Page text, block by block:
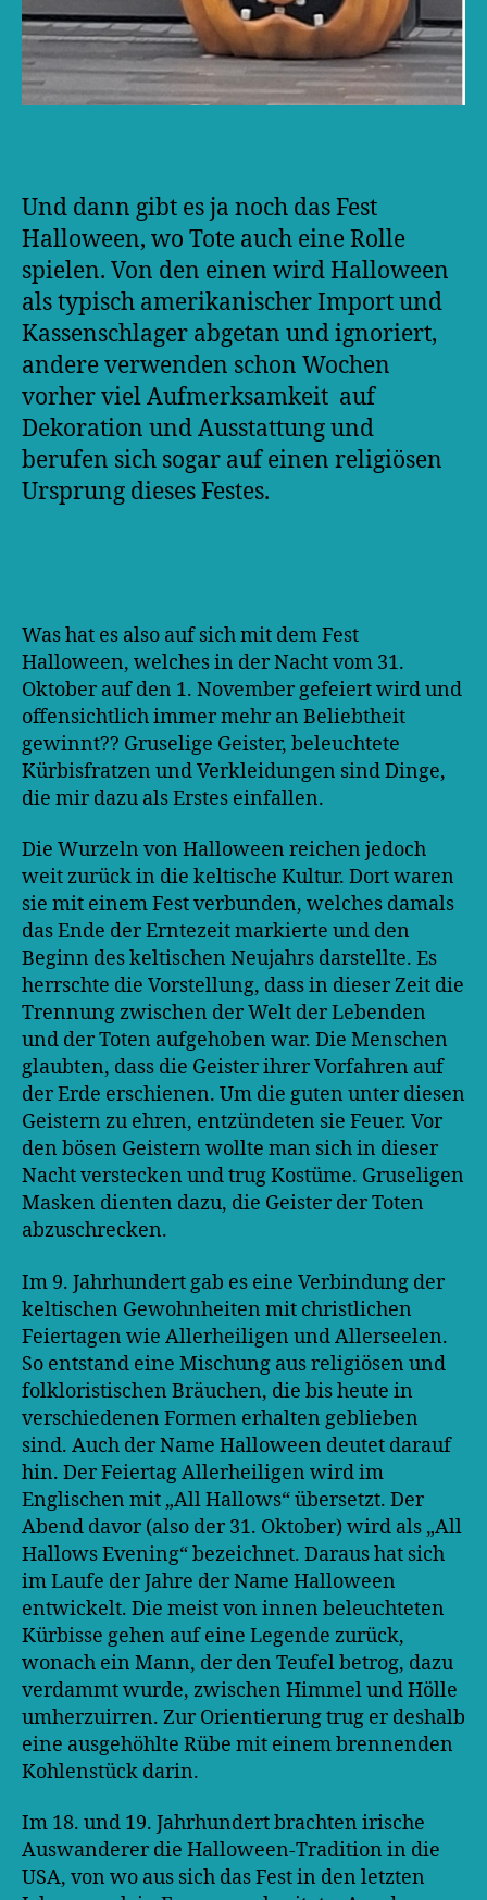
Und dann gibt es ja noch das Fest
Halloween, wo Tote auch eine Rolle
spielen. Von den einen wird Halloween
als typisch amerikanischer Import und
Kassenschlager abgetan und ignoriert,
andere verwenden schon Wochen
vorher viel Aufmerksamkeit auf
Dekoration und Ausstattung und
berufen sich sogar auf einen religiösen
Ursprung dieses Festes.
Was hat es also auf sich mit dem Fest
Halloween, welches in der Nacht vom 31.
Oktober auf den 1. November gefeiert wird und
offensichtlich immer mehr an Beliebtheit
gewinnt?? Gruselige Geister, beleuchtete
Kürbisfratzen und Verkleidungen sind Dinge,
die mir dazu als Erstes einfallen.
Die Wurzeln von Halloween reichen jedoch
weit zurück in die keltische Kultur. Dort waren
sie mit einem Fest verbunden, welches damals
das Ende der Erntezeit markierte und den
Beginn des keltischen Neujahrs darstellte. Es
herrschte die Vorstellung, dass in dieser Zeit die
Trennung zwischen der Welt der Lebenden
und der Toten aufgehoben war. Die Menschen
glaubten, dass die Geister ihrer Vorfahren auf
der Erde erschienen. Um die guten unter diesen
Geistern zu ehren, entzündeten sie Feuer. Vor
den bösen Geistern wollte man sich in dieser
Nacht verstecken und trug Kostüme. Gruseligen
Masken dienten dazu, die Geister der Toten
abzuschrecken.
Im 9. Jahrhundert gab es eine Verbindung der
keltischen Gewohnheiten mit christlichen
Feiertagen wie Allerheiligen und Allerseelen.
So entstand eine Mischung aus religiösen und
folkloristischen Bräuchen, die bis heute in
verschiedenen Formen erhalten geblieben
sind. Auch der Name Halloween deutet darauf
hin. Der Feiertag Allerheiligen wird im
Englischen mit „All Hallows“ übersetzt. Der
Abend davor (also der 31. Oktober) wird als „All
Hallows Evening“ bezeichnet. Daraus hat sich
im Laufe der Jahre der Name Halloween
entwickelt. Die meist von innen beleuchteten
Kürbisse gehen auf eine Legende zurück,
wonach ein Mann, der den Teufel betrog, dazu
verdammt wurde, zwischen Himmel und Hölle
umherzuirren. Zur Orientierung trug er deshalb
eine ausgehöhlte Rübe mit einem brennenden
Kohlenstück darin.
Im 18. und 19. Jahrhundert brachten irische
Auswanderer die Halloween-Tradition in die
USA, von wo aus sich das Fest in den letzten